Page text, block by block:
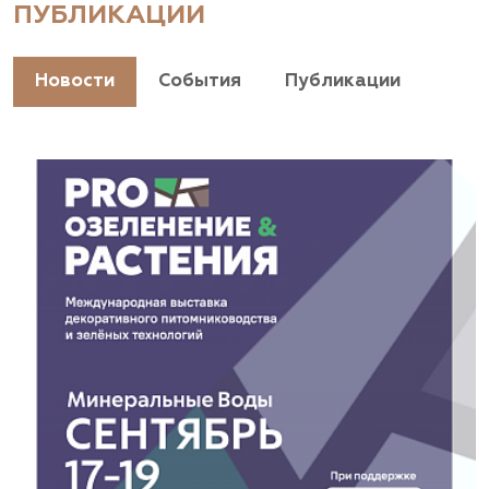
+7(928) 044-45-94
Владимирская область, Киржачский район, пос.
Знаменское
(929) 992-7100
Московская область, Каширский р-н, дер.
Барабаново
(929) 992-7100
ПУБЛИКАЦИИ
Новости События Публикации